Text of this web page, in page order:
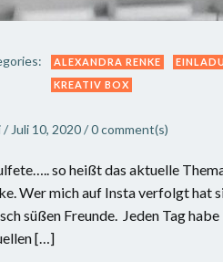
ALEXANDRA RENKE
KREATIV BOX
/ Juli 10, 2020/0comment(s)
so heißt das aktuelle
Wer mich auf Insta verfolgt hat
süßen Freunde. Jeden Tag
[…]